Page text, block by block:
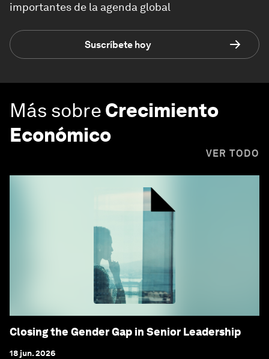
importantes de la agenda global
Suscríbete hoy
Más sobre Crecimiento
Económico
VER TODO
Closing the Gender Gap in Senior Leadership
18 jun. 2026